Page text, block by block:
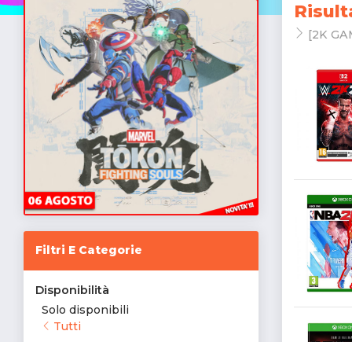
Filtri E Categorie
Disponibilità
Solo disponibili
Tutti
[2K